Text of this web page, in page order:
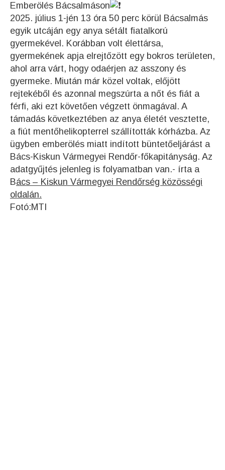
Emberölés Bácsalmáson
2025. július 1-jén 13 óra 50 perc körül Bácsalmás
egyik utcáján egy anya sétált fiatalkorú
gyermekével. Korábban volt élettársa,
gyermekének apja elrejtőzött egy bokros területen,
ahol arra várt, hogy odaérjen az asszony és
gyermeke. Miután már közel voltak, előjött
rejtekéből és azonnal megszúrta a nőt és fiát a
férfi, aki ezt követően végzett önmagával. A
támadás következtében az anya életét vesztette,
a fiút mentőhelikopterrel szállították kórházba. Az
ügyben emberölés miatt indított büntetőeljárást a
Bács-Kiskun Vármegyei Rendőr-főkapitányság. Az
adatgyűjtés jelenleg is folyamatban van.- írta a
Bács – Kiskun Vármegyei Rendőrség közösségi
oldalán.
Fotó:MTI